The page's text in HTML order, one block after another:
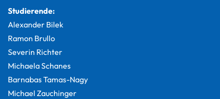
Studierende:
Alexander Bilek
Ramon Brullo
Severin Richter
Michaela Schanes
Barnabas Tamas-Nagy
Michael Zauchinger